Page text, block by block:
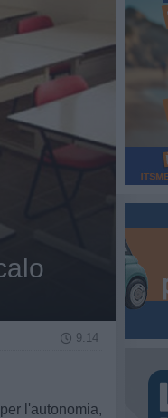
9.14
l'autonomia,